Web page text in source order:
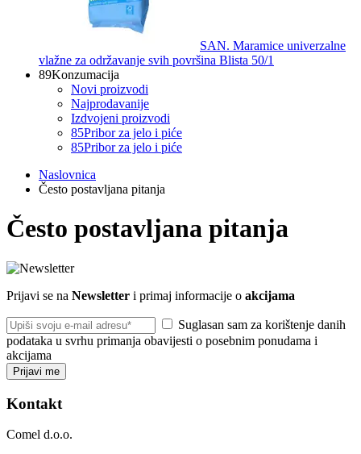
SAN. Maramice univerzalne
vlažne za održavanje svih površina Blista 50/1
89Konzumacija
Novi proizvodi
Najprodavanije
Izdvojeni proizvodi
85Pribor za jelo i piće
85Pribor za jelo i piće
Naslovnica
Često postavljana pitanja
Često postavljana pitanja
Prijavi se na Newsletter i primaj informacije o akcijama
Suglasan sam za korištenje danih
podataka u svrhu primanja obavijesti o posebnim ponudama i
akcijama
Prijavi me
Kontakt
Comel d.o.o.